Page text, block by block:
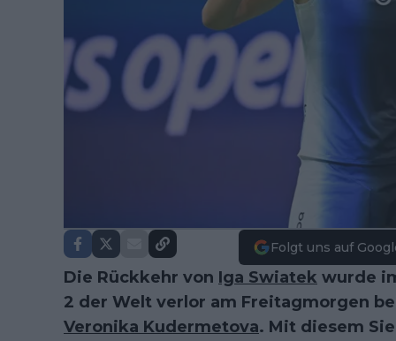
Folgt uns auf
Die Rückkehr von Iga Swiatek wurde
2 der Welt verlor am Freitagmorgen
Veronika Kudermetova. Mit diesem